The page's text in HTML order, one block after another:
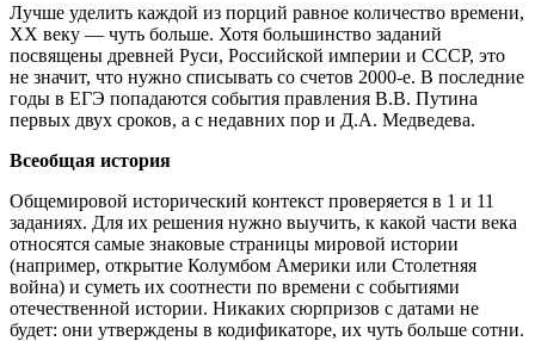
Лучше уделить каждой из порций равное количество времени,
ХХ веку — чуть больше. Хотя большинство заданий
посвящены древней Руси, Российской империи и СССР, это
не значит, что нужно списывать со счетов 2000-е. В последние
годы в ЕГЭ попадаются события правления В.В. Путина
первых двух сроков, а с недавних пор и Д.А. Медведева.
Всеобщая история
Общемировой исторический контекст проверяется в 1 и 11
заданиях. Для их решения нужно выучить, к какой части века
относятся самые знаковые страницы мировой истории
(например, открытие Колумбом Америки или Столетняя
война) и суметь их соотнести по времени с событиями
отечественной истории. Никаких сюрпризов с датами не
будет: они утверждены в кодификаторе, их чуть больше сотни.